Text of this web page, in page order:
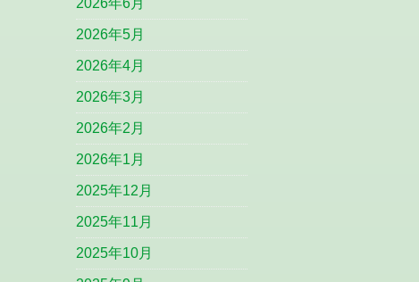
2026年5月
2026年4月
2026年3月
2026年2月
2026年1月
2025年12月
2025年11月
2025年10月